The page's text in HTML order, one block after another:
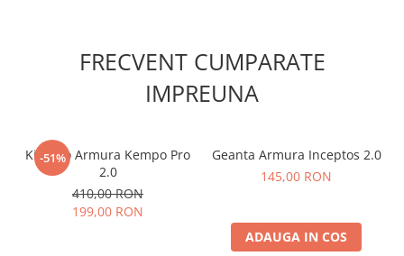
Set complet– format dinbluză, pantaloni și centură
Recomandat pentru competiții și antrenamente
💪Poartă kimono-ul oficial „Alina Dumitru” by ARMURA și
antrenează-te ca un adevărat campion!
Disponibil acum! Comandă-l și pregătește-te pentru victorie!
FRECVENT CUMPARATE
IMPREUNA
-51%
Kimono Armura Kempo Pro
2.0
410,00 RON
199,00 RON
Geanta Armura Inceptos 2.0
145,00 RON
ADAUGA IN COS